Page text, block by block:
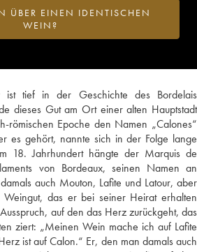
tief in der Geschichte des Bordelais
dieses Gut am Ort einer alten Hauptstadt
römischen Epoche den Namen „Calones“
es gehört, nannte sich in der Folge lange
18. Jahrhundert hängte der Marquis de
von Bordeaux, seinen Namen an
auch Mouton, Lafite und Latour, aber
das er bei seiner Heirat erhalten
auf den das Herz zurückgeht, das
ziert: „Meinen Wein mache ich auf Lafite
ist auf Calon.“ Er, den man damals auch
ÜBER EINEN IDENTISCHEN
WEIN?